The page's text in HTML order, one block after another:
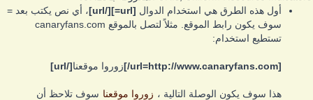
أول هذه الطرق هي استخدام الدوال [url=][/url]
، أي نص يكتب بعد =
سوف يكون رابط الموقع. مثلاً لتصل بالموقع canaryfans.com
تستطيع استخدام:
[url=http://www.canaryfans.com/] زوروا موقعنا[/url]
هذا سوف يكون الوصلة التالية ، زوروا موقعنا سوف تلاحظ أن